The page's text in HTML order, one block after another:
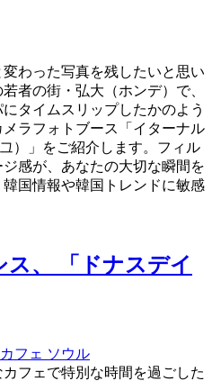
わった写真を残したいと思い
者の街・弘大（ホンデ）で、
タイムスリップしたかのよう
ラフォトブース「イターナル
）」をご紹介します。フィル
感が、あなたの大切な瞬間を
国情報や韓国トレンドに敏感
ス、 「ドナスデイ
フェ ソウル
フェで特別な時間を過ごした